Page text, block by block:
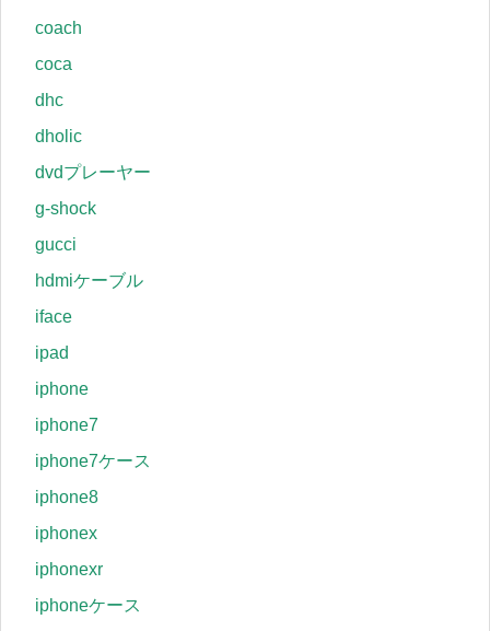
coach
coca
dhc
dholic
dvdプレーヤー
g-shock
gucci
hdmiケーブル
iface
ipad
iphone
iphone7
iphone7ケース
iphone8
iphonex
iphonexr
iphoneケース